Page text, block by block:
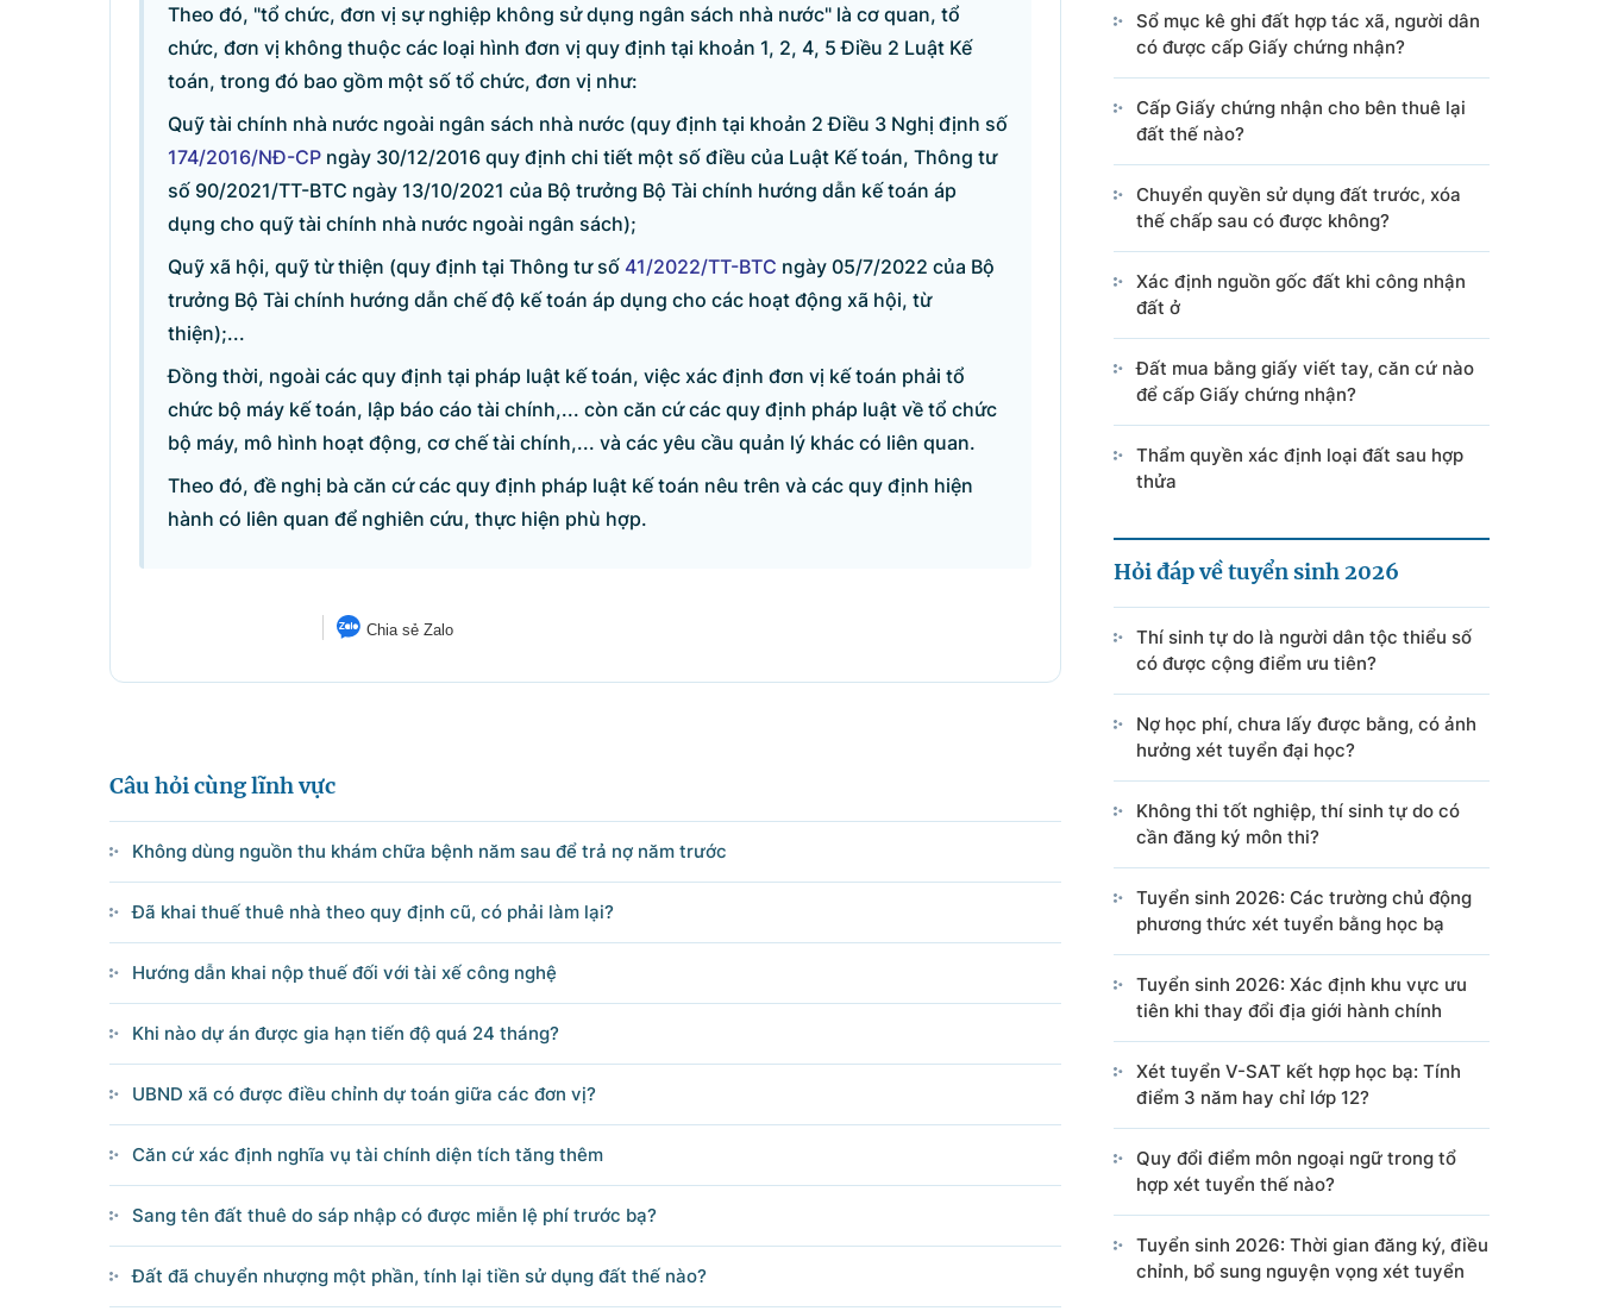
Danh sách câu hỏi
Câu hỏi xem nhiều nhất
Câu hỏi chờ trả lời
Hỏi đáp về quyền sử dụng đất
Hỏi đáp về tuyển sinh 2026
Câu hỏi thường gặp về đấu thầu
© CỔNG THÔNG TIN ĐIỆN TỬ CHÍNH PHỦ
Email: thongtinchinhphu@chinhphu.vn.
Cổng TTĐT Chính phủ Văn phòng Chính phủ
Bản quyền thuộc Cổng Thông tin điện tử Chính phủ.
Ghi rõ nguồn 'Cổng Thông tin điện tử Chính phủ' hoặc 'www.chinhphu.vn' khi phát hành lại thông tin từ các nguồn này.
Theo đó, "tổ chức, đơn vị sự nghiệp không sử dụng ngân sách nhà nước" là cơ quan, tổ
chức, đơn vị không thuộc các loại hình đơn vị quy định tại khoản 1, 2, 4, 5 Điều 2 Luật Kế
toán, trong đó bao gồm một số tổ chức, đơn vị như:
Quỹ tài chính nhà nước ngoài ngân sách nhà nước (quy định tại khoản 2 Điều 3 Nghị định số
174/2016/NĐ-CP ngày 30/12/2016 quy định chi tiết một số điều của Luật Kế toán, Thông tư
số 90/2021/TT-BTC ngày 13/10/2021 của Bộ trưởng Bộ Tài chính hướng dẫn kế toán áp
dụng cho quỹ tài chính nhà nước ngoài ngân sách);
Quỹ xã hội, quỹ từ thiện (quy định tại Thông tư số 41/2022/TT-BTC ngày 05/7/2022 của Bộ
trưởng Bộ Tài chính hướng dẫn chế độ kế toán áp dụng cho các hoạt động xã hội, từ
thiện);...
Đồng thời, ngoài các quy định tại pháp luật kế toán, việc xác định đơn vị kế toán phải tổ
chức bộ máy kế toán, lập báo cáo tài chính,... còn căn cứ các quy định pháp luật về tổ chức
bộ máy, mô hình hoạt động, cơ chế tài chính,... và các yêu cầu quản lý khác có liên quan.
Theo đó, đề nghị bà căn cứ các quy định pháp luật kế toán nêu trên và các quy định hiện
hành có liên quan để nghiên cứu, thực hiện phù hợp.
Chia sẻ Zalo
Câu hỏi cùng lĩnh vực
Không dùng nguồn thu khám chữa bệnh năm sau để trả nợ năm trước
Đã khai thuế thuê nhà theo quy định cũ, có phải làm lại?
Hướng dẫn khai nộp thuế đối với tài xế công nghệ
Khi nào dự án được gia hạn tiến độ quá 24 tháng?
UBND xã có được điều chỉnh dự toán giữa các đơn vị?
Căn cứ xác định nghĩa vụ tài chính diện tích tăng thêm
Sang tên đất thuê do sáp nhập có được miễn lệ phí trước bạ?
Đất đã chuyển nhượng một phần, tính lại tiền sử dụng đất thế nào?
Sổ mục kê ghi đất hợp tác xã, người dân
có được cấp Giấy chứng nhận?
Cấp Giấy chứng nhận cho bên thuê lại
đất thế nào?
Chuyển quyền sử dụng đất trước, xóa
thế chấp sau có được không?
Xác định nguồn gốc đất khi công nhận
đất ở
Đất mua bằng giấy viết tay, căn cứ nào
để cấp Giấy chứng nhận?
Thẩm quyền xác định loại đất sau hợp
thửa
Hỏi đáp về tuyển sinh 2026
Thí sinh tự do là người dân tộc thiểu số
có được cộng điểm ưu tiên?
Nợ học phí, chưa lấy được bằng, có ảnh
hưởng xét tuyển đại học?
Không thi tốt nghiệp, thí sinh tự do có
cần đăng ký môn thi?
Tuyển sinh 2026: Các trường chủ động
phương thức xét tuyển bằng học bạ
Tuyển sinh 2026: Xác định khu vực ưu
tiên khi thay đổi địa giới hành chính
Xét tuyển V-SAT kết hợp học bạ: Tính
điểm 3 năm hay chỉ lớp 12?
Quy đổi điểm môn ngoại ngữ trong tổ
hợp xét tuyển thế nào?
Tuyển sinh 2026: Thời gian đăng ký, điều
chỉnh, bổ sung nguyện vọng xét tuyển